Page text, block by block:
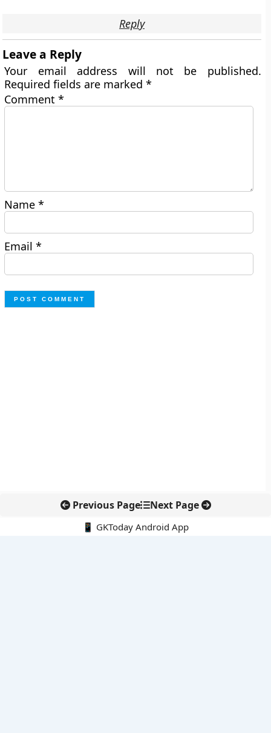
Reply
Leave a Reply
Your email address will not be published.
Required fields are marked*
Comment*
Name*
Email*
Previous Page Next Page
📱 GKToday Android App